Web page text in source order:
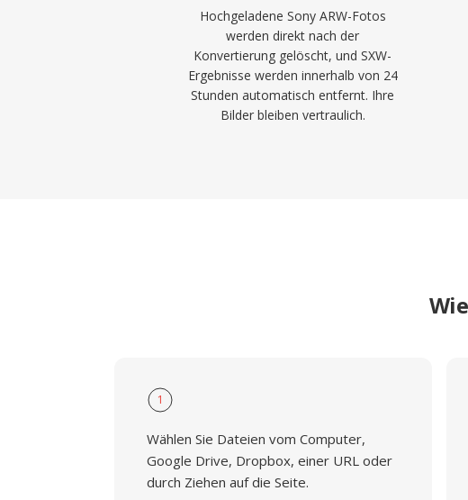
Hochgeladene Sony ARW-Fotos
werden direkt nach der
Konvertierung gelöscht, und SXW-
Ergebnisse werden innerhalb von 24
Stunden automatisch entfernt. Ihre
Bilder bleiben vertraulich.
1
Wählen Sie Dateien vom Computer,
Google Drive, Dropbox, einer URL oder
durch Ziehen auf die Seite.